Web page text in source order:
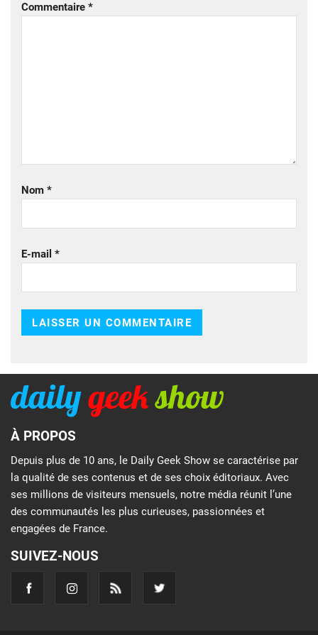
Commentaire *
Nom *
E-mail *
À PROPOS
Depuis plus de 10 ans, le Daily Geek Show se caractérise par
la qualité de ses contenus et de ses choix éditoriaux. Avec
ses millions de visiteurs mensuels, notre média réunit l’une
des communautés les plus curieuses, passionnées et
engagées de France.
SUIVEZ-NOUS